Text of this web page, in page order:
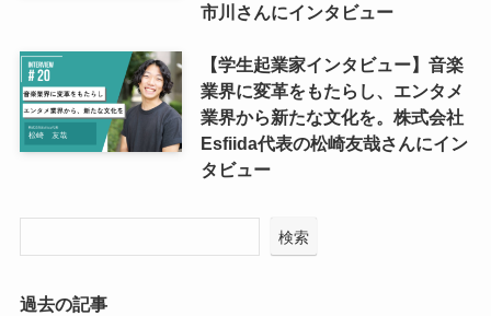
市川さんにインタビュー
【学生起業家インタビュー】音楽
業界に変革をもたらし、エンタメ
業界から新たな文化を。株式会社
Esfiida代表の松崎友哉さんにイン
タビュー
検索
過去の記事